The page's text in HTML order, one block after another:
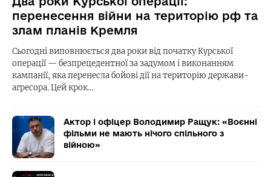
перенесення війни на територію рф та
злам планів Кремля
Сьогодні виповнюється два роки від початку Курської
операції — безпрецедентної за задумом і виконанням
кампанії, яка перенесла бойові дії на територію держави-
агресора. Цей крок…
Актор і офіцер Володимир Ращук: «Воєнні
фільми не мають нічого спільного з
війною»